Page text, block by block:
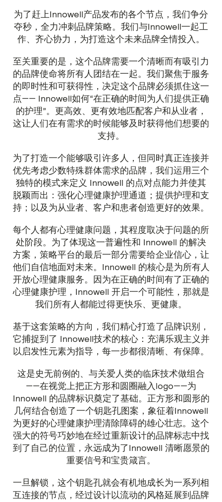
为了赶上Innowell产品发布的各个节点，我们争分
夺秒，全力冲刺品牌策略。我们与Innowell一起工
作、齐心协力，为打造这个未来品牌全情投入。
至关重要的是，这个品牌需要一个清晰而有吸引力
的品牌使命将所有人团结在一起。我们聚焦于服务
的即时性和可获得性，决定这个品牌必须抓住这一
点—— Innowell如何“在正确的时间为人们提供正确
的护理”。更高效、更有效地匹配客户和从业者，
这让人们在有需求的时候能够及时获得他们想要的
支持。
为了打造一个能够吸引许多人，但同时真正连接并
优先考虑少数特殊群体需求的品牌，我们运用三个
独特的模式来定义 Innowell 的点对点能力并使其
脱颖而出：强化心理健康护理通道；提供护理和支
持；以及为从业者、客户和患者创造更好的效果。
每个人都有心理健康问题，其程度取决于问题的所
处阶段。为了体现这一普遍性和 Innowell 的解决
方案，策略平台的最后一部分需要给企业信心，让
他们自信地面对未来。Innowell 的核心是为所有人
开放心理健康服务。因为在正确的时间有了正确的
心理健康护理，Innowell 开启一个可能性，那就是
我们所有人都能过得更快乐、更健康。
基于这套策略的方向，我们精心打造了品牌识别，
它捕捉到了 Innowell技术的核心：充满乐观主义并
以启发性元素为指导，每一步都很清晰、有保障。
这是史无前例的、与关爱人类的临床技术做组合
——在视觉上把正方形和圆圈融入logo——为
Innowell 的品牌标识奠定了基础。正方形和圆形的
几何结合创造了一个钥匙孔图案，象征着Innowell
为更好的心理健康护理清除障碍的雄心壮志。这个
强大的符号巧妙地在经过重新设计的品牌标志中找
到了自己的位置，永远成为了Innowell 清晰愿景的
重要信号和宝贵箴言。
一旦解锁，这个钥匙孔就会有机地成长为一系列相
互连接的节点，经过设计以流动的风格延展到品牌